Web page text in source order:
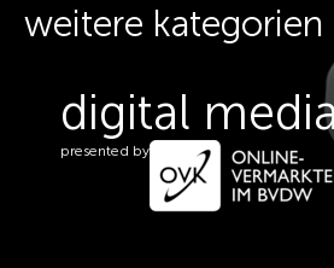
weitere kategorien
media
by